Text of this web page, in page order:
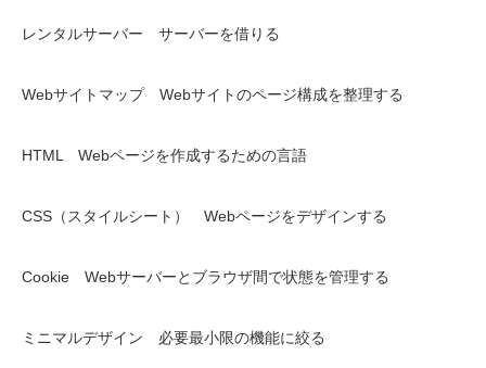
レンタルサーバー サーバーを借りる
Webサイトマップ Webサイトのページ構成を整理する
HTML Webページを作成するための言語
CSS（スタイルシート） Webページをデザインする
Cookie Webサーバーとブラウザ間で状態を管理する
ミニマルデザイン 必要最小限の機能に絞る